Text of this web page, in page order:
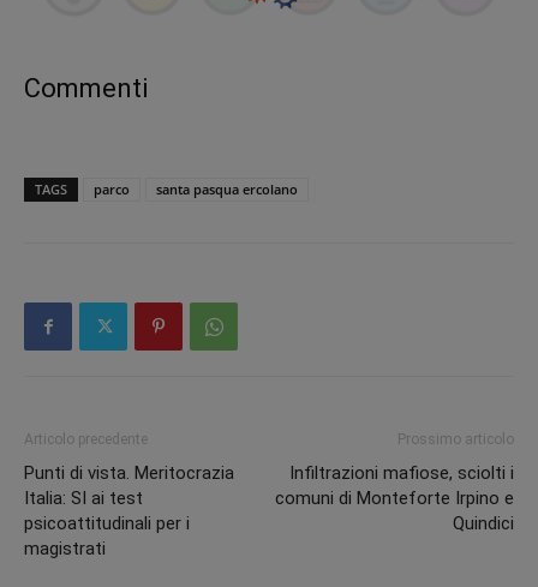
Commenti
TAGS parco santa pasqua ercolano
Articolo precedente
Punti di vista. Meritocrazia
Italia: SI ai test
psicoattitudinali per i
magistrati
Prossimo articolo
Infiltrazioni mafiose, sciolti i
comuni di Monteforte Irpino e
Quindici